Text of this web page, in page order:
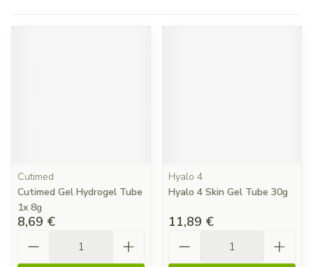
Cutimed
Cutimed Gel Hydrogel Tube
1x 8g
8,69 €
Hyalo 4
Hyalo 4 Skin Gel Tube 30g
11,89 €